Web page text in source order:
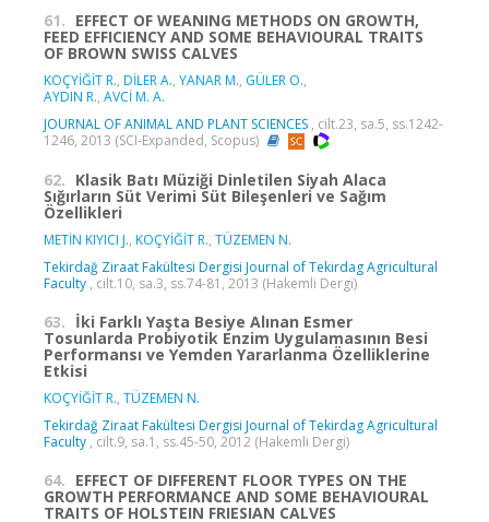
61. EFFECT OF WEANING METHODS ON GROWTH,
FEED EFFICIENCY AND SOME BEHAVIOURAL TRAITS
OF BROWN SWISS CALVES
KOÇYİĞİT R., DİLER A., YANAR M., GÜLER O.,
AYDIN R., AVCİ M. A.
JOURNAL OF ANIMAL AND PLANT SCIENCES , cilt.23, sa.5, ss.1242-
1246, 2013 (SCI-Expanded, Scopus)
62. Klasik Batı Müziği Dinletilen Siyah Alaca
Sığırların Süt Verimi Süt Bileşenleri ve Sağım
Özellikleri
METİN KIYICI J., KOÇYİĞİT R., TÜZEMEN N.
Tekirdağ Ziraat Fakültesi Dergisi Journal of Tekirdag Agricultural
Faculty , cilt.10, sa.3, ss.74-81, 2013 (Hakemli Dergi)
63. İki Farklı Yaşta Besiye Alınan Esmer
Tosunlarda Probiyotik Enzim Uygulamasının Besi
Performansı ve Yemden Yararlanma Özelliklerine
Etkisi
KOÇYİĞİT R., TÜZEMEN N.
Tekirdağ Ziraat Fakültesi Dergisi Journal of Tekirdag Agricultural
Faculty , cilt.9, sa.1, ss.45-50, 2012 (Hakemli Dergi)
64. EFFECT OF DIFFERENT FLOOR TYPES ON THE
GROWTH PERFORMANCE AND SOME BEHAVIOURAL
TRAITS OF HOLSTEIN FRIESIAN CALVES